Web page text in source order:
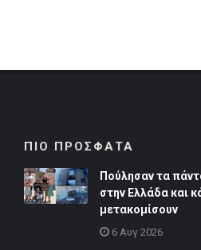
ΠΙΟ ΠΡΟΣΦΑΤΑ
Πούλησαν τα
στην Ελλάδα και
μετακομίσουν
6 Αυγ 2026